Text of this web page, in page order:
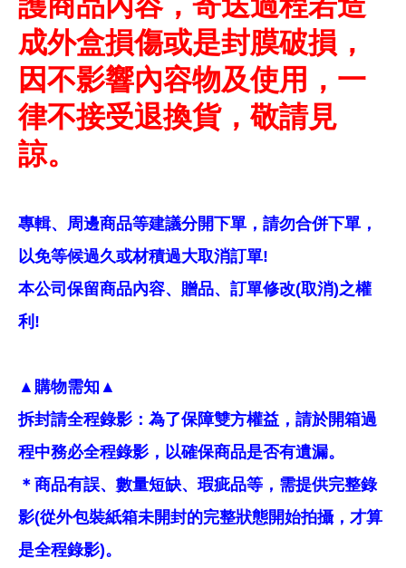
成外盒損傷或是封膜破損，
因不影響內容物及使用，一
律不接受退換貨，敬請見
諒。
專輯、周邊商品等建議分開下單，請勿合併下單，
以免等候過久或材積過大取消訂單!
本公司保留商品內容、贈品、訂單修改(取消)之權
利!
▲購物需知▲
拆封請全程錄影：為了保障雙方權益，請於開箱過
程中務必全程錄影，以確保商品是否有遺漏。
＊商品有誤、數量短缺、瑕疵品等，需提供完整錄
影(從外包裝紙箱未開封的完整狀態開始拍攝，才算
是全程錄影)。